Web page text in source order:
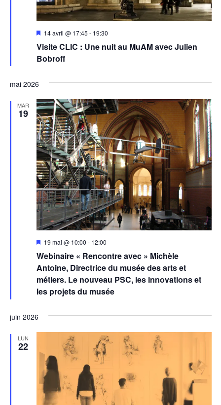
Visite CLIC : Une nuit au MuAM avec Julien
Bobroff
Mis
avant
14 avril @ 17:45 - 19:30
mai 2026
MAR
19
Webinaire « Rencontre avec » Michèle
Antoine, Directrice du musée des arts et
métiers. Le nouveau PSC, les innovations et
les projets du musée
Mis
avant
19 mai @ 10:00 - 12:00
juin 2026
LUN
22